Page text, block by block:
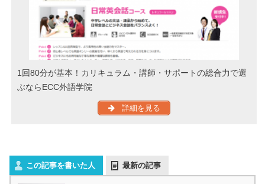
1回80分が基本！カリキュラム・講師・サポートの総合力で選
ぶならECC外語学院
詳細を見る
この記事を書いた人 最新の記事